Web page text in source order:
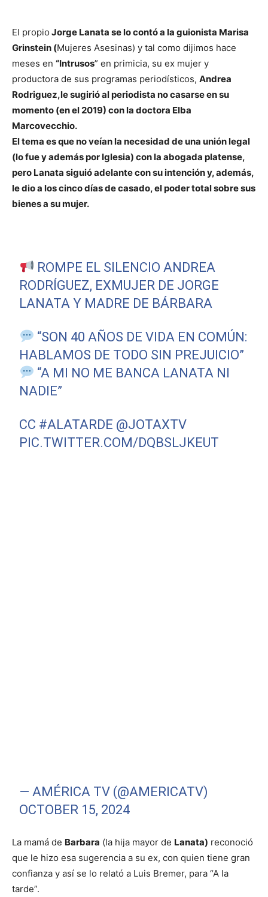
El propio Jorge Lanata se lo contó a la guionista Marisa
Grinstein (Mujeres Asesinas) y tal como dijimos hace
meses en “Intrusos” en primicia, su ex mujer y
productora de sus programas periodísticos, Andrea
Rodriguez,le sugirió al periodista no casarse en su
momento (en el 2019) con la doctora Elba
Marcovecchio.
El tema es que no veían la necesidad de una unión legal
(lo fue y además por Iglesia) con la abogada platense,
pero Lanata siguió adelante con su intención y, además,
le dio a los cinco días de casado, el poder total sobre sus
bienes a su mujer.
ROMPE EL SILENCIO ANDREA
RODRÍGUEZ, EXMUJER DE JORGE
LANATA Y MADRE DE BÁRBARA
“SON 40 AÑOS DE VIDA EN COMÚN:
HABLAMOS DE TODO SIN PREJUICIO”
“A MI NO ME BANCA LANATA NI
NADIE”
CC #ALATARDE @JOTAXTV
PIC.TWITTER.COM/DQBSLJKEUT
— AMÉRICA TV (@AMERICATV)
OCTOBER 15, 2024
La mamá de Barbara (la hija mayor de Lanata) reconoció
que le hizo esa sugerencia a su ex, con quien tiene gran
confianza y así se lo relató a Luis Bremer, para “A la
tarde”.